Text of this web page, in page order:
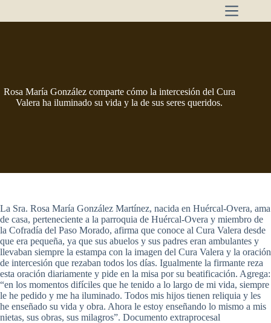
Rosa María González comparte cómo la intercesión del Cura
Valera ha iluminado su vida y la de sus seres queridos.
La Sra. Rosa María González Martínez, nacida en Huércal-Overa, ama
de casa, perteneciente a la parroquia de Huércal-Overa y miembro de
la Cofradía del Paso Morado, afirma que conoce al Cura Valera desde
que era pequeña, ya que sus abuelos y sus padres eran ambulantes y
llevaban siempre la estampa con la imagen del Cura Valera y la oración
de intercesión que rezaban todos los días. Igualmente la firmante reza
esta oración diariamente y pide en la misa por su beatificación. Agrega:
“en los momentos difíciles que he tenido a lo largo de mi vida, siempre
le he pedido y me ha iluminado. Todos mis hijos tienen reliquia y les
he enseñado su vida y obra. Ahora le estoy enseñando lo mismo a mis
nietas, sus obras, sus milagros”. Documento extraprocesal